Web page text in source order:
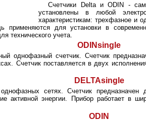
Счетчики Delta и ODIN -
установлены в любой
характеристикам: трехфазное и
применяются для установки в
технического учета.
ODINsingle
однофазный счетчик. Счетчик
Счетчик поставляется в двух
DELTAsingle
сетях. Счетчик
активной энергии. Прибор работает в
ODIN